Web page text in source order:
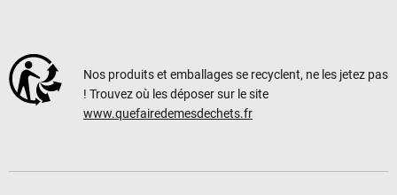
Nos produits et emballages se recyclent, ne les jetez pas
! Trouvez où les déposer sur le site
www.quefairedemesdechets.fr